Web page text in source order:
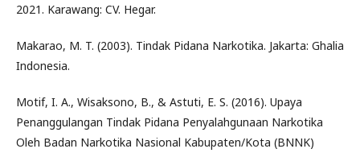
2021. Karawang: CV. Hegar.
Makarao, M. T. (2003). Tindak Pidana Narkotika. Jakarta: Ghalia
Indonesia.
Motif, I. A., Wisaksono, B., & Astuti, E. S. (2016). Upaya
Penanggulangan Tindak Pidana Penyalahgunaan Narkotika
Oleh Badan Narkotika Nasional Kabupaten/Kota (BNNK)